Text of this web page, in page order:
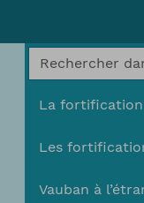
La
Les
Vauban à